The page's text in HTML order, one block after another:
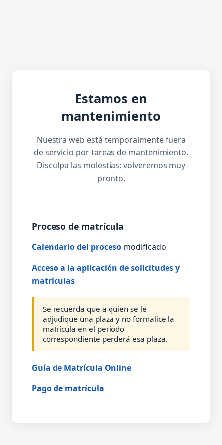
Estamos en
mantenimiento
Nuestra web está temporalmente fuera
de servicio por tareas de mantenimiento.
Disculpa las molestias; volveremos muy
pronto.
Proceso de matrícula
Calendario del proceso modificado
Acceso a la aplicación de solicitudes y
matrículas
Se recuerda que a quien se le
adjudique una plaza y no formalice la
matrícula en el periodo
correspondiente perderá esa plaza.
Guía de Matrícula Online
Pago de matrícula